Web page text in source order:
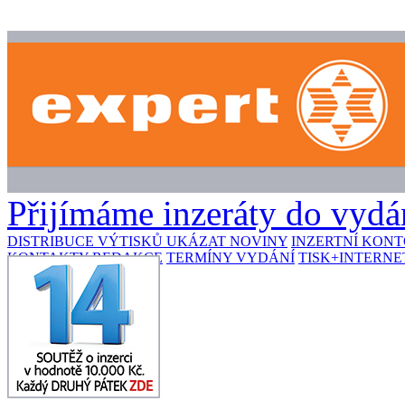
Přijímáme inzeráty do
DISTRIBUCE VÝTISKŮ UKÁZAT NOVINY INZERTNÍ
KONTAKTY REDAKCE TERMÍNY VYDÁNÍ